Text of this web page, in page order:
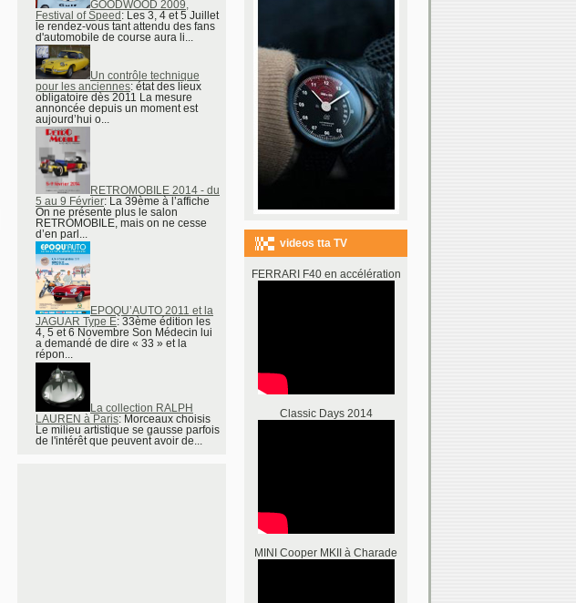
GOODWOOD 2009,
Festival of Speed : Les 3, 4 et 5 Juillet
le rendez-vous tant attendu des fans
d'automobile de course aura li...
Un contrôle technique
pour les anciennes: état des lieux
obligatoire dès 2011 La mesure
annoncée depuis un moment est
aujourd’hui o...
RETROMOBILE 2014 - du
5 au 9 Février: La 39ème à l’affiche
On ne présente plus le salon
RETROMOBILE, mais on ne cesse
d’en parl...
EPOQU’AUTO 2011 et la
JAGUAR Type E: 33ème édition les
4, 5 et 6 Novembre Son Médecin lui
a demandé de dire « 33 » et la
répon...
La collection RALPH
LAUREN à Paris: Morceaux choisis
Le milieu artistique se gausse parfois
de l'intérêt que peuvent avoir de...
videos tta TV
FERRARI F40 en accélération
Classic Days 2014
MINI Cooper MKII à Charade